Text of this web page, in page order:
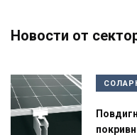
Новости от